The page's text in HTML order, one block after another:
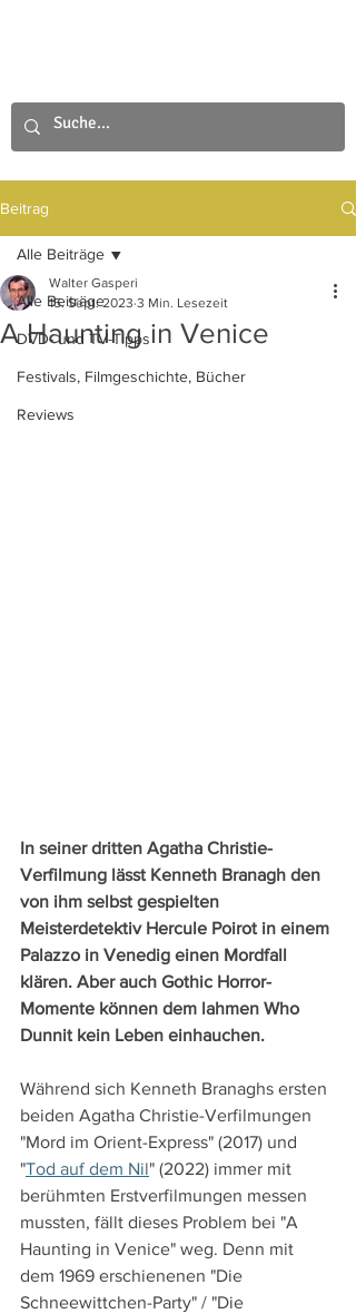
Beitrag
Alle Beiträge
DVD- und TV-Tipps
Festivals, Filmgeschichte, Bücher
Reviews
Alle Beiträge
A Haunting in Venice
Walter Gasperi
15. Sept. 2023 3 Min. Lesezeit
In seiner dritten Agatha Christie-
Verfilmung lässt Kenneth Branagh den
von ihm selbst gespielten
Meisterdetektiv Hercule Poirot in einem
Palazzo in Venedig einen Mordfall
klären. Aber auch Gothic Horror-
Momente können dem lahmen Who
Dunnit kein Leben einhauchen.
Während sich Kenneth Branaghs ersten
beiden Agatha Christie-Verfilmungen
"Mord im Orient-Express" (2017) und
"Tod auf dem Nil" (2022) immer mit
berühmten Erstverfilmungen messen
mussten, fällt dieses Problem bei "A
Haunting in Venice" weg. Denn mit
dem 1969 erschienenen "Die
Schneewittchen-Party" / "Die